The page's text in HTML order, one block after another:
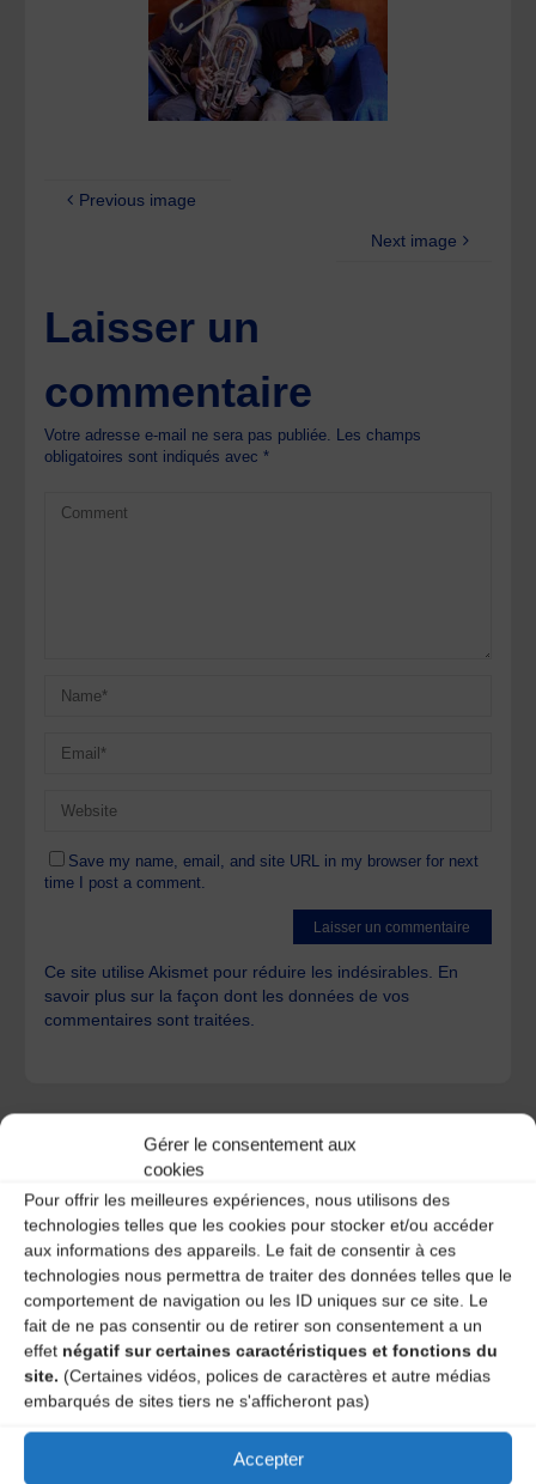
Gérer le consentement aux
cookies
Pour offrir les meilleures expériences, nous utilisons des
technologies telles que les cookies pour stocker et/ou accéder
aux informations des appareils. Le fait de consentir à ces
technologies nous permettra de traiter des données telles que le
comportement de navigation ou les ID uniques sur ce site. Le
fait de ne pas consentir ou de retirer son consentement a un
effet négatif sur certaines caractéristiques et fonctions du
site. (Certaines vidéos, polices de caractères et autre médias
embarqués de sites tiers ne s'afficheront pas)
Accepter
Previous image
Next image
Laisser un
commentaire
Votre adresse e-mail ne sera pas publiée. Les champs
obligatoires sont indiqués avec*
Save my name, email, and site URL in my browser for next
time I post a comment.
Ce site utilise Akismet pour réduire les indésirables. En
savoir plus sur la façon dont les données de vos
commentaires sont traitées.
A DECOUVRIR :